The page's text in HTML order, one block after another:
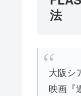
法
大阪シ
映画『